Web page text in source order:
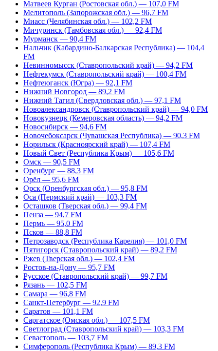
Матвеев Курган (Ростовская обл.) — 107,0 FM
Мелитополь (Запорожская обл.) — 96,7 FM
Миасс (Челябинская обл.) — 102,2 FM
Мичуринск (Тамбовская обл.) — 92,4 FM
Мурманск — 90,4 FM
Нальчик (Кабардино-Балкарская Республика) — 104,4
FM
Невинномысск (Ставропольский край) — 94,2 FM
Нефтекумск (Ставропольский край) — 100,4 FM
Нефтеюганск (Югра) — 92,1 FM
Нижний Новгород — 89,2 FM
Нижний Тагил (Свердловская обл.) — 97,1 FM
Новоалександровск (Ставропольский край) — 94,0 FM
Новокузнецк (Кемеровская область) — 94,2 FM
Новосибирск — 94,6 FM
Новочебоксарск (Чувашская Республика) — 90,3 FM
Норильск (Красноярский край) — 107,4 FM
Новый Свет (Республика Крым) — 105,6 FM
Омск — 90,5 FM
Оренбург — 88,3 FM
Орёл — 95,6 FM
Орск (Оренбургская обл.) — 95,8 FM
Оса (Пермский край) — 103,3 FM
Осташков (Тверская обл.) — 99,4 FM
Пенза — 94,7 FM
Пермь — 95,0 FM
Псков — 88,8 FM
Петрозаводск (Республика Карелия) — 101,0 FM
Пятигорск (Ставропольский край) — 89,2 FM
Ржев (Тверская обл.) — 102,4 FM
Ростов-на-Дону — 95,7 FM
Русское (Ставропольский край) — 99,7 FM
Рязань — 102,5 FM
Самара — 96,8 FM
Санкт-Петербург — 92,9 FM
Саратов — 101,1 FM
Саргатское (Омская обл.) — 107,5 FM
Светлоград (Ставропольский край) — 103,3 FM
Севастополь — 103,7 FM
Симферополь (Республика Крым) — 89,3 FM